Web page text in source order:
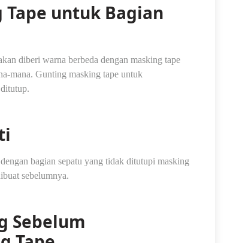
Tape untuk Bagian
diberi warna berbeda dengan masking tape
mana. Gunting masking tape untuk
bagian sepatu yang tidak ditutupi masking
sebelumnya.
Sebelum